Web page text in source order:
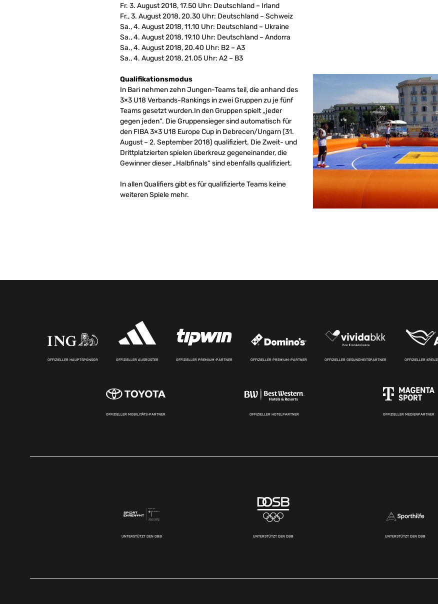
Fr. 3. August 2018, 17.50 Uhr: Deutschland – Irland
Fr., 3. August 2018, 20.30 Uhr: Deutschland – Schweiz
Sa., 4. August 2018, 11.10 Uhr: Deutschland – Ukraine
Sa., 4. August 2018, 19.10 Uhr: Deutschland – Andorra
Sa., 4. August 2018, 20.40 Uhr: B2 – A3
Sa., 4. August 2018, 21.05 Uhr: A2 – B3
Qualifikationsmodus
In Bari nehmen zehn Jungen-Teams teil, die anhand des
3×3 U18 Verbands-Rankings in zwei Gruppen zu je fünf
Teams gesetzt wurden.In den Gruppen spielt „jeder
gegen jeden“. Die Gruppensieger sind automatisch für
den FIBA 3×3 U18 Europe Cup in Debrecen/Ungarn (31.
August – 2. September 2018) qualifiziert. Die Zweit- und
Drittplatzierten spielen überkreuz gegeneinander, die
Gewinner dieser „Halbfinals“ sind ebenfalls qualifiziert.
In allen Qualifiers gibt es für qualifizierte Teams keine
weiteren Spiele mehr.
OFFIZIELLER HAUPTSPONSOR OFFIZIELLER AUSRÜSTER OFFIZIELLER PREMIUM-PARTNER OFFIZIELLER PREMIUM-PARTNER OFFIZIELLER GESUNDHEITSPARTNER OFFIZIELLER
OFFIZIELLER MOBILITÄTS-PARTNER OFFIZIELLER HOTELPARTNER OFFIZIELLER MEDIENPARTNER
UNTERSTÜTZT DEN DBB UNTERSTÜTZT DEN DBB UNTERSTÜTZT DEN DBB